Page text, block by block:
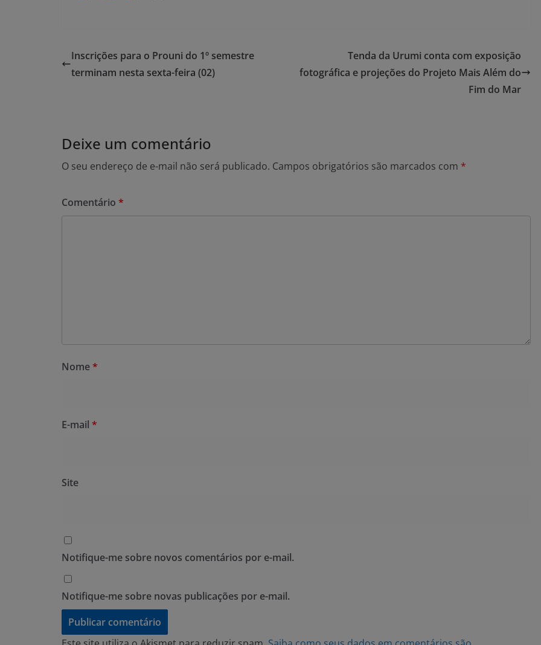
Inscrições para o Prouni do 1º semestre
terminam nesta sexta-feira (02)
Tenda da Urumi conta com exposição
fotográfica e projeções do Projeto Mais Além do
Fim do Mar
Deixe um comentário
O seu endereço de e-mail não será publicado. Campos obrigatórios são marcados com *
Comentário *
Nome*
E-mail *
Site
Notifique-me sobre novos comentários por e-mail.
Notifique-me sobre novas publicações por e-mail.